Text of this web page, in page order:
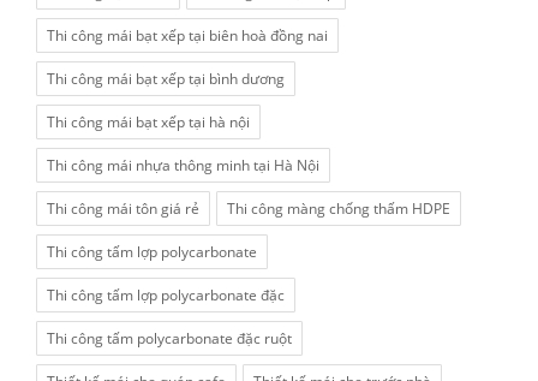
Thi công mái bạt xếp tại biên hoà đồng nai
Thi công mái bạt xếp tại bình dương
Thi công mái bạt xếp tại hà nội
Thi công mái nhựa thông minh tại Hà Nội
Thi công mái tôn giá rẻ Thi công màng chống thấm HDPE
Thi công tấm lợp polycarbonate
Thi công tấm lợp polycarbonate đặc
Thi công tấm polycarbonate đặc ruột